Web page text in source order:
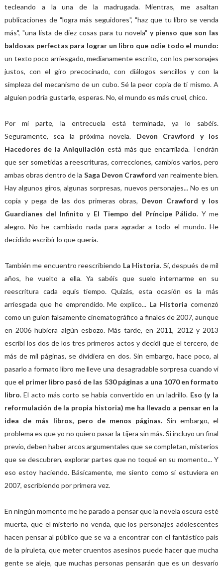
tecleando a la una de la madrugada. Mientras, me asaltan
publicaciones de "logra más seguidores", "haz que tu libro se venda
más", "una lista de diez cosas para tu novela" y pienso que son las
baldosas perfectas para lograr un libro que odie todo el mundo:
un texto poco arriesgado, medianamente escrito, con los personajes
justos, con el giro precocinado, con diálogos sencillos y con la
simpleza del mecanismo de un cubo. Sé la peor copia de ti mismo. A
alguien podría gustarle, esperas. No, el mundo es más cruel, chico.
Por mi parte, la entrecuela está terminada, ya lo sabéis.
Seguramente, sea la próxima novela. Devon Crawford y los
Hacedores de la Aniquilación está más que encarrilada. Tendrán
que ser sometidas a reescrituras, correcciones, cambios varios, pero
ambas obras dentro de la Saga Devon Crawford van realmente bien.
Hay algunos giros, algunas sorpresas, nuevos personajes... No es un
copia y pega de las dos primeras obras, Devon Crawford y los
Guardianes del Infinitoy El Tiempo del Príncipe Pálido. Y me
alegro. No he cambiado nada para agradar a todo el mundo. He
decidido escribir lo que quería.
También me encuentro reescribiendo La Historia. Sí, después de mil
años, he vuelto a ella. Ya sabéis que suelo internarme en su
reescritura cada equis tiempo. Quizás, esta ocasión es la más
arriesgada que he emprendido. Me explico... La Historia comenzó
como un guion falsamente cinematográfico a finales de 2007, aunque
en 2006 hubiera algún esbozo. Más tarde, en 2011, 2012 y 2013
escribí los dos de los tres primeros actos y decidí que el tercero, de
más de mil páginas, se dividiera en dos. Sin embargo, hace poco, al
pasarlo a formato libro me lleve una desagradable sorpresa cuando vi
que el primer libro pasó de las 530 páginas a una 1070 en formato
libro. El acto más corto se había convertido en un ladrillo. Eso (y la
reformulación de la propia historia) me ha llevado a pensar en la
idea de más libros, pero de menos páginas. Sin embargo, el
problema es que yo no quiero pasar la tijera sin más. Si incluyo un final
previo, deben haber arcos argumentales que se completan, misterios
que se descubren, explorar partes que no toqué en su momento... Y
eso estoy haciendo. Básicamente, me siento como si estuviera en
2007, escribiendo por primera vez.
En ningún momento me he parado a pensar que la novela oscura esté
muerta, que el misterio no venda, que los personajes adolescentes
hacen pensar al público que se va a encontrar con el fantástico país
de la piruleta, que meter cruentos asesinos puede hacer que mucha
gente se aleje, que muchas personas pensarán que es un desvarío